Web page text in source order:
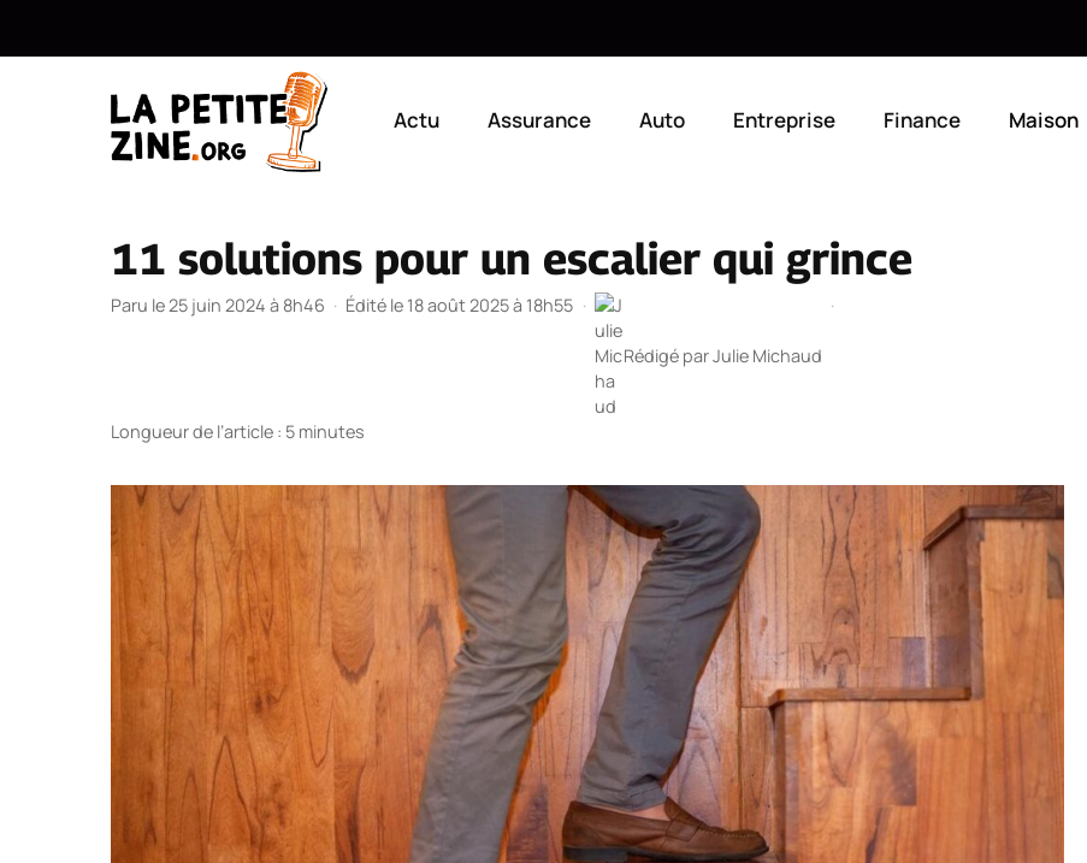
Actu Assurance Auto Entreprise Finance Maison
11 solutions pour un escalier qui grince
Paru le 25 juin 2024 à 8h46 · Édité le 18 août 2025 à 18h55 ·
Rédigé parJulie Michaud
·
Longueur de l’article : 5 minutes